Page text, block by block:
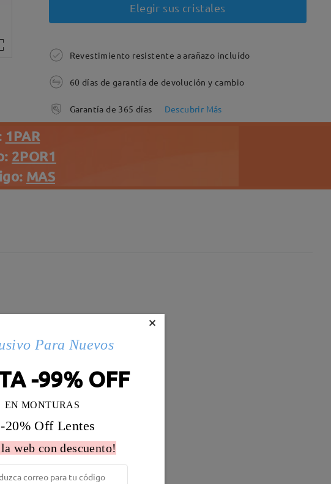
Elegir sus cristales
Revestimiento resistente a arañazo incluído
60 días de garantía de devolución y cambio
Garantía de 365 días Descubrir Más
1PAR
2POR1
MAS
58 mm Peso:
×
Para Nuevos
-99% OFF
EN MONTURAS
20% Off Lentes
la web con descuento!